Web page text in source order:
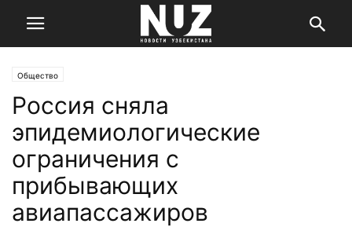
Общество
Россия сняла
эпидемиологические
ограничения с
прибывающих
авиапассажиров